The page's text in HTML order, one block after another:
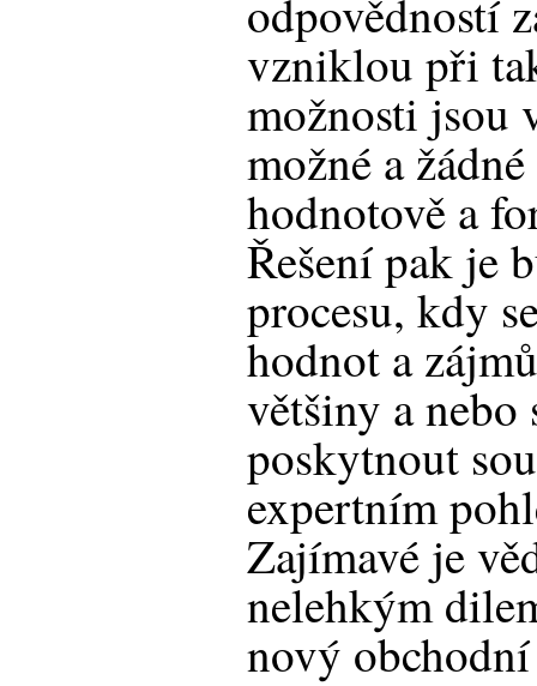
odpovědností
vzniklou při
možnosti jsou
možné a
hodnotově a
Řešení pak je
procesu, kdy
hodnot a
většiny a nebo
poskytnout
expertním
Zajímavé je
nelehkým
nový